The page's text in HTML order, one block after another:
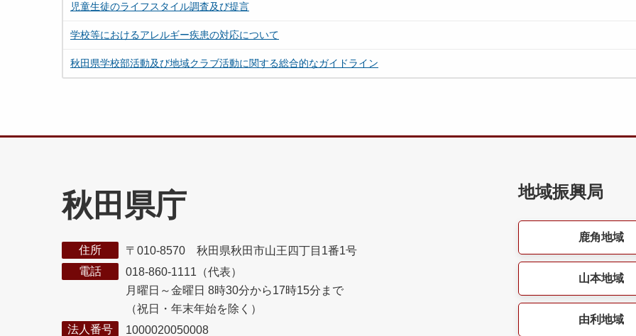
児童生徒のライフスタイル調査及び提言
学校等におけるアレルギー疾患の対応について
秋田県学校部活動及び地域クラブ活動に関する総合的なガイドライン
秋田県庁
住所
〒010-8570 秋田県秋田市山王四丁目1番1号
電話
018-860-1111（代表）
月曜日～金曜日 8時30分から17時15分まで
（祝日・年末年始を除く）
法人番号
1000020050008
地域振興局
鹿角地域
山本地域
由利地域